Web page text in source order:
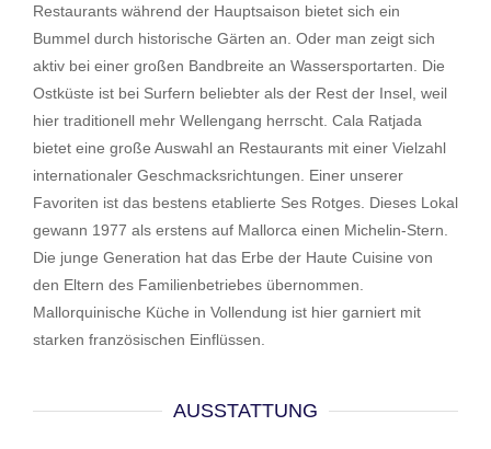
Restaurants während der Hauptsaison bietet sich ein
Bummel durch historische Gärten an. Oder man zeigt sich
aktiv bei einer großen Bandbreite an Wassersportarten. Die
Ostküste ist bei Surfern beliebter als der Rest der Insel, weil
hier traditionell mehr Wellengang herrscht. Cala Ratjada
bietet eine große Auswahl an Restaurants mit einer Vielzahl
internationaler Geschmacksrichtungen. Einer unserer
Favoriten ist das bestens etablierte Ses Rotges. Dieses Lokal
gewann 1977 als erstens auf Mallorca einen Michelin-Stern.
Die junge Generation hat das Erbe der Haute Cuisine von
den Eltern des Familienbetriebes übernommen.
Mallorquinische Küche in Vollendung ist hier garniert mit
starken französischen Einflüssen.
AUSSTATTUNG